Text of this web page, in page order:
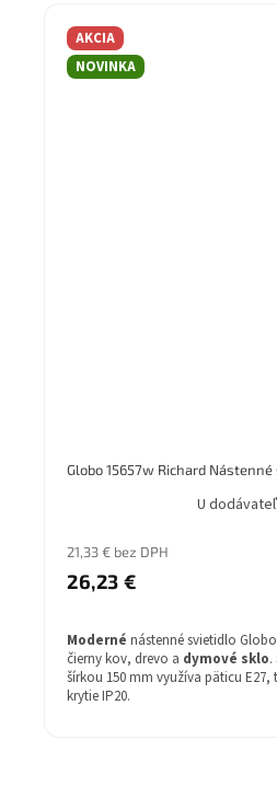
Žiarovka v balení: Nie
Farba svietidla: čierna
Farba tienidla: dymové sklo
Záruka: 2 rok
AKCIA
NOVINKA
Globo 15657w Richard
U
21,33 € bez DPH
26,23 €
Moderné nástenné svietidlo
čierny kov, drevo a dymové sklo.
šírkou 150 mm využíva päticu
krytie IP20.